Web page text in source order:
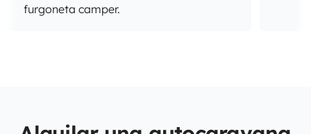
furgoneta camper.